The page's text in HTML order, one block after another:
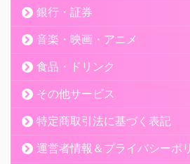
銀行・証券
音楽・映画・アニメ
食品・ドリンク
その他サービス
特定商取引法に基づく表記
運営者情報＆プライバシーポ